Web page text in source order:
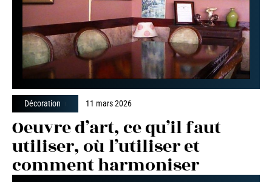
Décoration 11 mars 2026
Oeuvre d’art, ce qu’il faut
utiliser, où l’utiliser et
comment harmoniser